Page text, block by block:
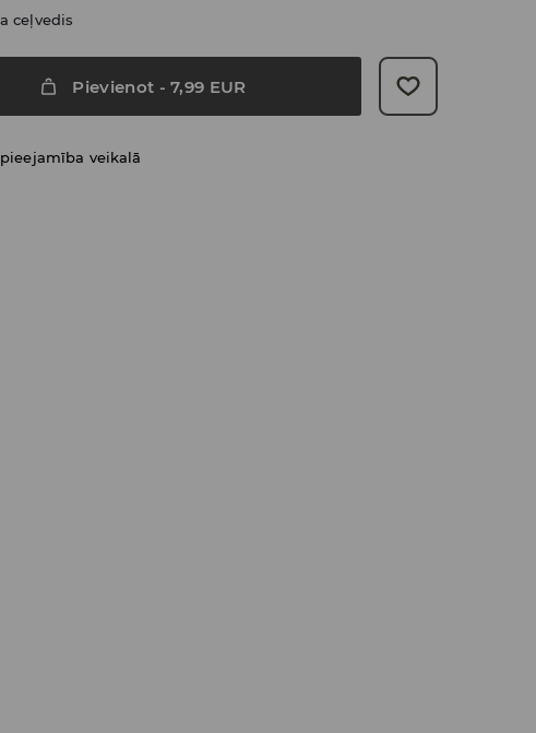
ceļvedis
Pievienot -7,99 EUR
veikalā